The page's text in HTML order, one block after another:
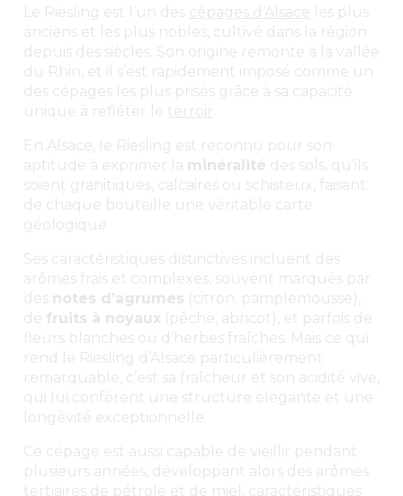
Le Riesling est l’un des cépages d’Alsace les plus
anciens et les plus nobles, cultivé dans la région
depuis des siècles. Son origine remonte à la vallée
du Rhin, et il s’est rapidement imposé comme un
des cépages les plus prisés grâce à sa capacité
unique à refléter le terroir
En Alsace, le Riesling est reconnu pour son
aptitude à exprimer la minéralité des sols, qu’ils
soient granitiques, calcaires ou schisteux, faisant
de chaque bouteille une véritable carte
géologique.
Ses caractéristiques distinctives incluent des
arômes frais et complexes, souvent marqués par
des notes d’agrumes (citron, pamplemousse),
de fruits à noyaux (pêche, abricot), et parfois de
fleurs blanches ou d’herbes fraîches. Mais ce qui
rend le Riesling d’Alsace particulièrement
remarquable, c’est sa fraîcheur et son acidité vive,
qui lui confèrent une structure élégante et une
longévité exceptionnelle.
Ce cépage est aussi capable de vieillir pendant
plusieurs années, développant alors des arômes
tertiaires de pétrole et de miel, caractéristiques